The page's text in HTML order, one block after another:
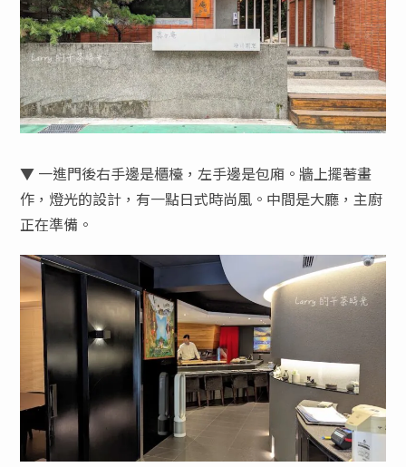
▼ 一進門後右手邊是櫃檯，左手邊是包廂。牆上擺著畫
作，燈光的設計，有一點日式時尚風。中間是大廳，主廚
正在準備。